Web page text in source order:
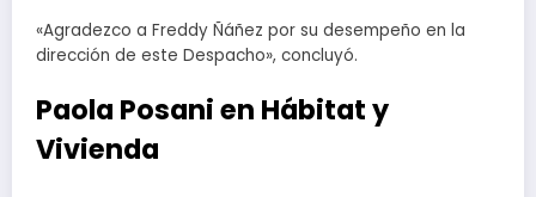
«Agradezco a Freddy Ñáñez por su desempeño en la
dirección de este Despacho», concluyó.
Paola Posani en Hábitat y
Vivienda